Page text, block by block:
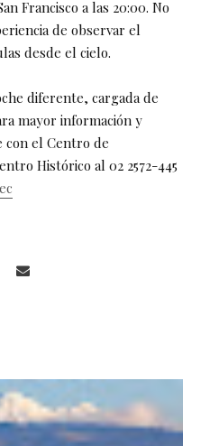
Francisco a las 20:00. No
de observar el
desde el cielo.
diferente, cargada de
mayor información y
con el Centro de
Histórico al 02 2572-445